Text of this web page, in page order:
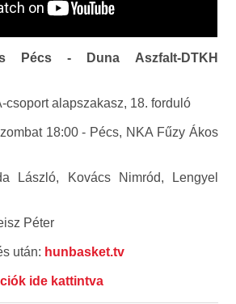
Pécs - Duna Aszfalt-DTKH
csoport alapszakasz, 18. forduló
18:00 - Pécs, NKA Fűzy Ákos
László, Kovács Nimród, Lengyel
Péter
után: hunbasket.tv
ide kattintva